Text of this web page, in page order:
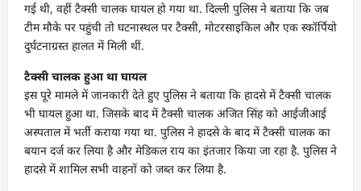
गई थी, वहीं टैक्सी चालक घायल हो गया था. दिल्ली पुलिस ने बताया कि जब
टीम मौके पर पहुंची तो घटनास्थल पर टैक्सी, मोटरसाइकिल और एक स्कॉर्पियो
दुर्घटनाग्रस्त हालत में मिली थीं.
टैक्सी चालक हुआ था घायल
इस पूरे मामले में जानकारी देते हुए पुलिस ने बताया कि हादसे में टैक्सी चालक
भी घायल हुआ था. जिसके बाद में टैक्सी चालक अजित सिंह को आईजीआई
अस्पताल में भर्ती कराया गया था. पुलिस ने हादसे के बाद में टैक्सी चालक का
बयान दर्ज कर लिया है और मेडिकल राय का इंतजार किया जा रहा है. पुलिस ने
हादसे में शामिल सभी वाहनों को जब्त कर लिया है.